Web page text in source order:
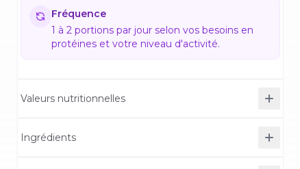
Fréquence
1 à 2 portions par jour selon vos besoins en
protéines et votre niveau d'activité.
Valeurs nutritionnelles
Ingrédients